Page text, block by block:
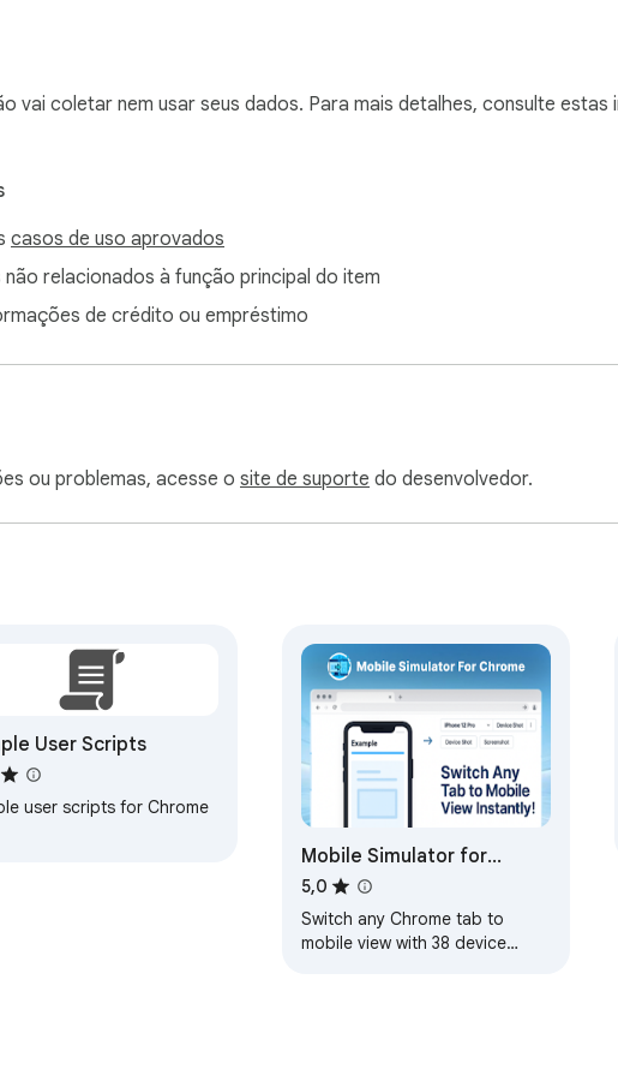
vai coletar nem usar seus dados. Para mais detalhes, consulte
casos de uso aprovados
relacionados à função principal do item
de crédito ou empréstimo
ou problemas, acesse o site de suporte do desenvolvedor.
User Scripts
user scripts for Chrome
Mobile Simulator for
Chrome
5,0
Switch any Chrome tab to
mobile view with 38 device